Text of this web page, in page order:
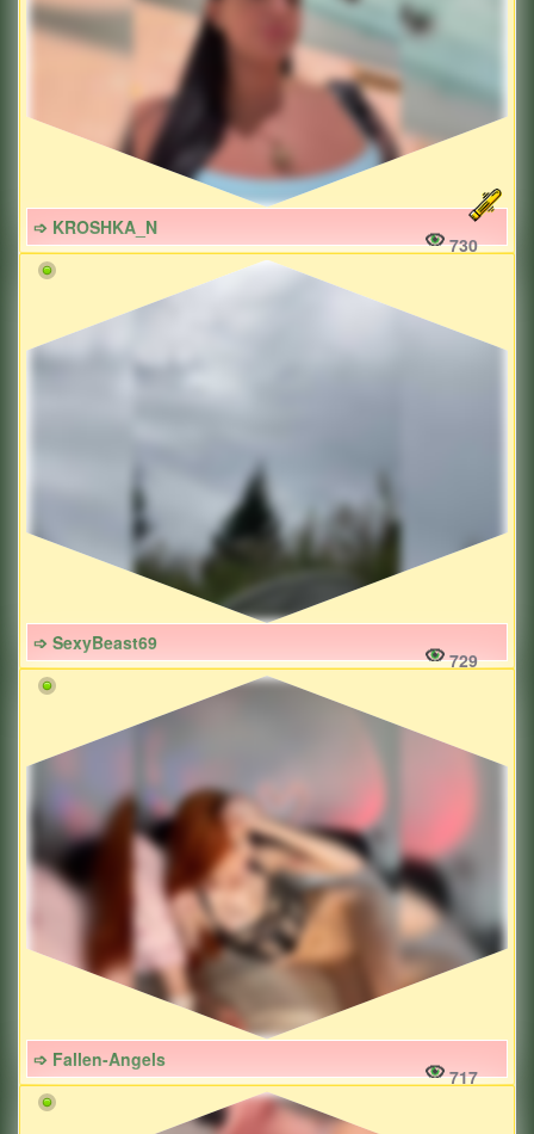
➩ KROSHKA_N
730
➩ SexyBeast69
729
➩ Fallen-Angels
717